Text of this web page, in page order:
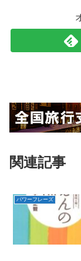
関連記事
パワーフレーズ